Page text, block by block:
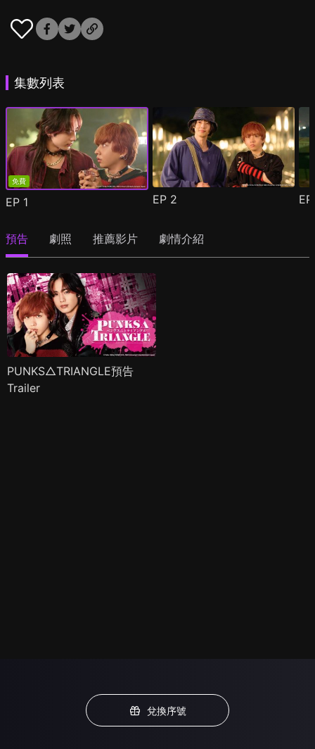
集數列表
免費
EP 1 EP 2
預告 劇照 推薦影片 劇情介紹
PUNKS△TRIANGLE預告
Trailer
兌換序號